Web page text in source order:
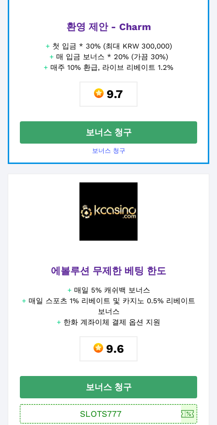
환영 제안 - Charm
+ 첫 입금 * 30% (최대 KRW 300,000)
+ 매 입금 보너스 * 20% (가끔 30%)
+ 매주 10% 환급, 라이브 리베이트 1.2%
9.7
보너스 청구
보너스 청구
에볼루션 무제한 베팅 한도
+ 매일 5% 캐쉬백 보너스
+ 매일 스포츠 1% 리베이트 및 카지노 0.5% 리베이트
보너스
+ 한화 계좌이체 결제 옵션 지원
9.6
보너스 청구